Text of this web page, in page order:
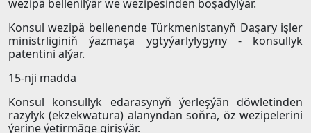
wezipä bellenilýär we wezipesinden boşadylýar.
Konsul wezipä bellenende Türkmenistanyň Daşary işler
ministrliginiň ýazmaça ygtyýarlylygyny - konsullyk
patentini alýar.
15-nji madda
Konsul konsullyk edarasynyň ýerleşýän döwletinden
razylyk (ekzekwatura) alanyndan soňra, öz wezipelerini
ýerine ýetirmäge girişýär.